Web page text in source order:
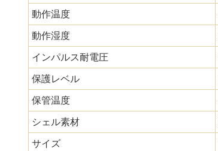
動作温度
動作湿度
インパルス耐電圧
保護レベル
保管温度
シェル素材
サイズ